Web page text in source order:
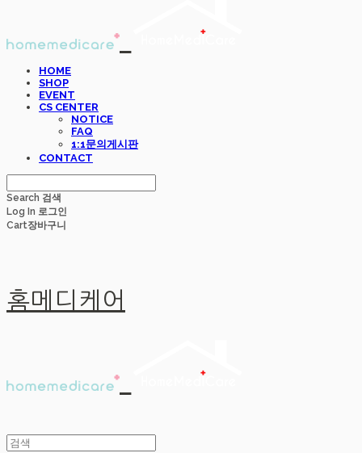
HOME
SHOP
EVENT
CS CENTER
NOTICE
FAQ
1:1문의게시판
CONTACT
Search 검색
Log In 로그인
Cart장바구니
홈메디케어